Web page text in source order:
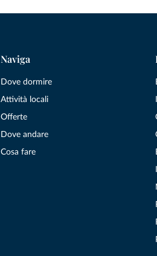
Naviga
Dove dormire
Attività locali
Offerte
Dove andare
Cosa fare